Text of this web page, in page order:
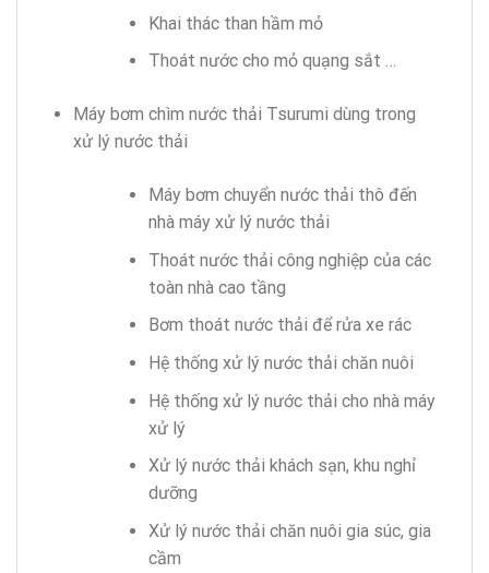
Khai thác than hầm mỏ
Thoát nước cho mỏ quạng sắt …
Máy bơm chìm nước thải Tsurumi dùng trong
xử lý nước thải
Máy bơm chuyển nước thải thô đến
nhà máy xử lý nước thải
Thoát nước thải công nghiệp của các
toàn nhà cao tầng
Bơm thoát nước thải để rửa xe rác
Hệ thống xử lý nước thải chăn nuôi
Hệ thống xử lý nước thải cho nhà máy
xử lý
Xử lý nước thải khách sạn, khu nghỉ
dưỡng
Xử lý nước thải chăn nuôi gia súc, gia
cầm